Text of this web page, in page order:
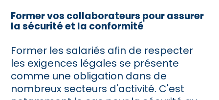
Former vos collaborateurs pour assurer
la sécurité et la conformité
Former les salariés afin de respecter
les exigences légales se présente
comme une obligation dans de
nombreux secteurs d'activité. C'est